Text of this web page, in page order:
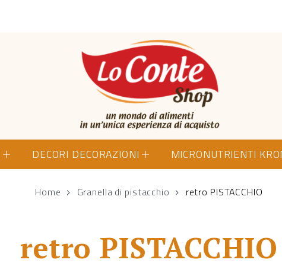
Lo Conte Shop
DECORI DECORAZIONI MICRONUTRIENTI
Home Granella di pistacchio retro PISTACCHIO
retro PISTACCHIO